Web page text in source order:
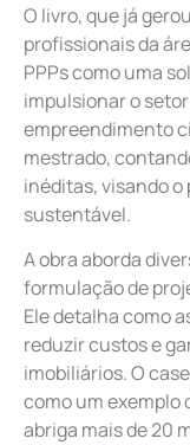
O livro, que já
profissionais da
PPPs como uma
impulsionar o
empreendimento
mestrado,
inéditas, visando
sustentável.
A obra aborda
formulação de
Ele detalha como
reduzir custos e
imobiliários. O
como um exemplo
abriga mais de 20